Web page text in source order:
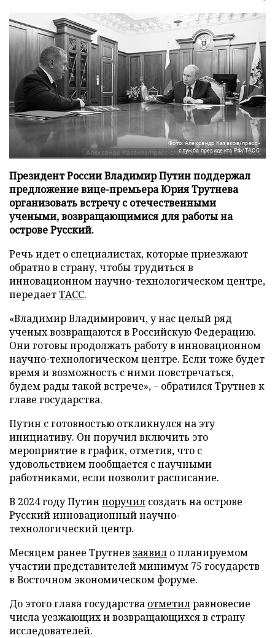
Фото: Александр Казаков/пресс-
служба президента РФ/ТАСС
Президент России Владимир Путин поддержал
предложение вице-премьера Юрия Трутнева
организовать встречу с отечественными
учеными, возвращающимися для работы на
острове Русский.
Речь идет о специалистах, которые приезжают
обратно в страну, чтобы трудиться в
инновационном научно-технологическом центре,
передаетТАСС.
«Владимир Владимирович, у нас целый ряд
ученых возвращаются в Российскую Федерацию.
Они готовы продолжать работу в инновационном
научно-технологическом центре. Если тоже будет
время и возможность с ними повстречаться,
будем рады такой встрече», – обратился Трутнев к
главе государства.
Путин с готовностью откликнулся на эту
инициативу. Он поручил включить это
мероприятие в график, отметив, что с
удовольствием пообщается с научными
работниками, если позволит расписание.
В 2024 году Путин поручил создать на острове
Русский инновационный научно-
технологический центр.
Месяцем ранее Трутнев заявил о планируемом
участии представителей минимум 75 государств
в Восточном экономическом форуме.
До этого глава государства отметилравновесие
числа уезжающих и возвращающихся в страну
исследователей.